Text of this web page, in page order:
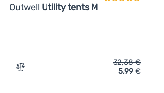
hinzufügen
Outwell Utility tents M
Zum Vergleich 'Zelterweiterung Outwell
32,38€
5,99 €